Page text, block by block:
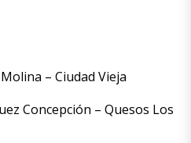
– Ciudad Vieja
Concepción – Quesos Los